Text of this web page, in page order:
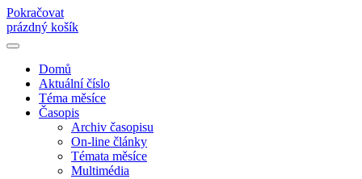
Pokračovat
prázdný košík
Domů
Aktuální číslo
Téma měsíce
Časopis
Archiv časopisu
On-line články
Témata měsíce
Multimédia